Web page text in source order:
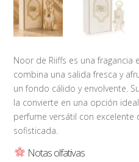
Noor de Riiffs es una fragancia
combina una salida fresca y
un fondo cálido y envolvente.
la convierte en una opción
perfume versátil con excelente
sofisticada.
Notas olfativas